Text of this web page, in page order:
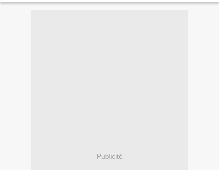
Publicité